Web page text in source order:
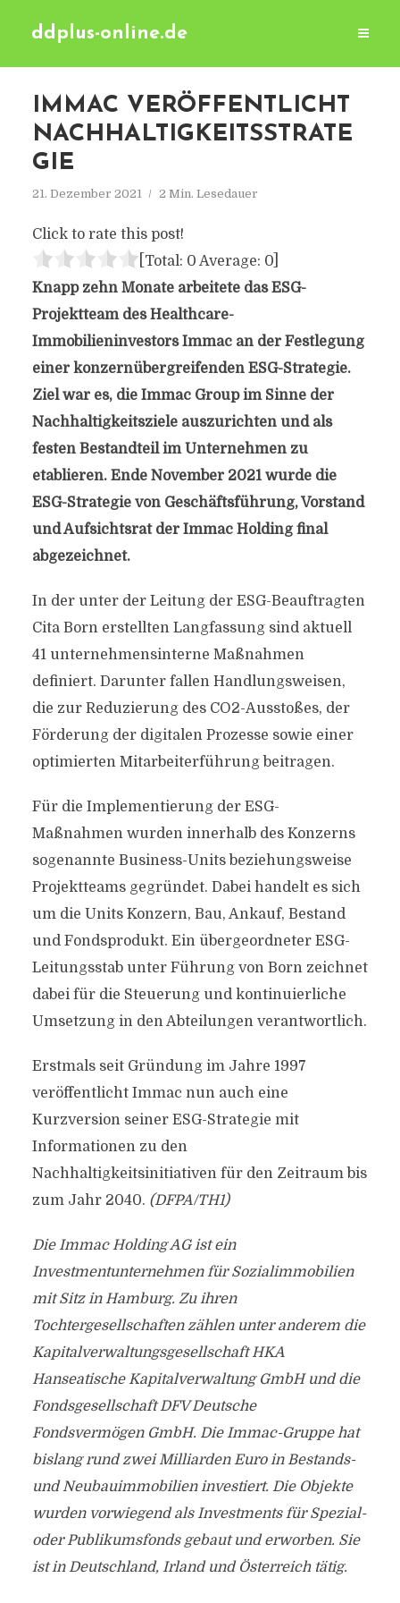
ddplus-online.de
IMMAC VERÖFFENTLICHT
NACHHALTIGKEITSSTRATE
GIE
21. Dezember 2021 2 Min. Lesedauer
Click to rate this post!
[Total: 0 Average: 0]
Knapp zehn Monate arbeitete das ESG-
Projektteam des Healthcare-
Immobilieninvestors Immac an der Festlegung
einer konzernübergreifenden ESG-Strategie.
Ziel war es, die Immac Group im Sinne der
Nachhaltigkeitsziele auszurichten und als
festen Bestandteil im Unternehmen zu
etablieren. Ende November 2021 wurde die
ESG-Strategie von Geschäftsführung, Vorstand
und Aufsichtsrat der Immac Holding final
abgezeichnet.
In der unter der Leitung der ESG-Beauftragten
Cita Born erstellten Langfassung sind aktuell
41 unternehmensinterne Maßnahmen
definiert. Darunter fallen Handlungsweisen,
die zur Reduzierung des CO2-Ausstoßes, der
Förderung der digitalen Prozesse sowie einer
optimierten Mitarbeiterführung beitragen.
Für die Implementierung der ESG-
Maßnahmen wurden innerhalb des Konzerns
sogenannte Business-Units beziehungsweise
Projektteams gegründet. Dabei handelt es sich
um die Units Konzern, Bau, Ankauf, Bestand
und Fondsprodukt. Ein übergeordneter ESG-
Leitungsstab unter Führung von Born zeichnet
dabei für die Steuerung und kontinuierliche
Umsetzung in den Abteilungen verantwortlich.
Erstmals seit Gründung im Jahre 1997
veröffentlicht Immac nun auch eine
Kurzversion seiner ESG-Strategie mit
Informationen zu den
Nachhaltigkeitsinitiativen für den Zeitraum bis
zum Jahr 2040. (DFPA/TH1)
Die Immac Holding AG ist ein
Investmentunternehmen für Sozialimmobilien
mit Sitz in Hamburg. Zu ihren
Tochtergesellschaften zählen unter anderem die
Kapitalverwaltungsgesellschaft HKA
Hanseatische Kapitalverwaltung GmbH und die
Fondsgesellschaft DFV Deutsche
Fondsvermögen GmbH. Die Immac-Gruppe hat
bislang rund zwei Milliarden Euro in Bestands-
und Neubauimmobilien investiert. Die Objekte
wurden vorwiegend als Investments für Spezial-
oder Publikumsfonds gebaut und erworben. Sie
ist in Deutschland, Irland und Österreich tätig.